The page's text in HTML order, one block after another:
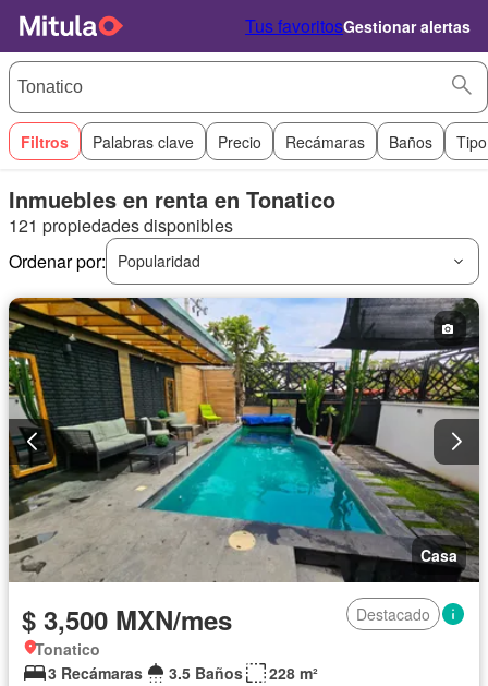
Tus favoritosGestionar alertas
Filtros Palabras clave Precio Recámaras Baños
Inmuebles en renta en Tonatico
121 propiedades disponibles
Ordenar por:
Popularidad
Casa
$ 3,500 MXN/mes
Destacado
Tonatico
3 Recámaras
3.5 Baños
228 m²